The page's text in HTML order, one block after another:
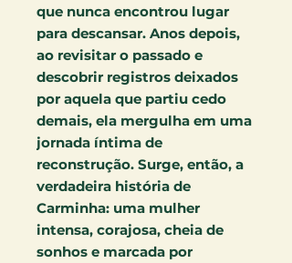
que nunca encontrou lugar
para descansar. Anos depois,
ao revisitar o passado e
descobrir registros deixados
por aquela que partiu cedo
demais, ela mergulha em uma
jornada íntima de
reconstrução. Surge, então, a
verdadeira história de
Carminha: uma mulher
intensa, corajosa, cheia de
sonhos e marcada por